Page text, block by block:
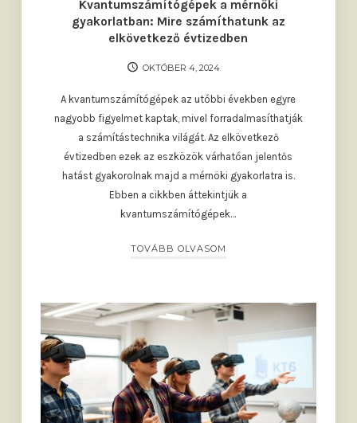
Kvantumszámítógépek a mérnöki
gyakorlatban: Mire számíthatunk az
elkövetkező évtizedben
OKTÓBER 4, 2024
A kvantumszámítógépek az utóbbi években egyre
nagyobb figyelmet kaptak, mivel forradalmasíthatják
a számítástechnika világát. Az elkövetkező
évtizedben ezek az eszközök várhatóan jelentős
hatást gyakorolnak majd a mérnöki gyakorlatra is.
Ebben a cikkben áttekintjük a
kvantumszámítógépek…
TOVÁBB OLVASOM